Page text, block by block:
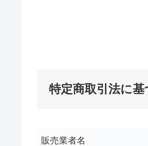
特定商取引法に
販売業者名